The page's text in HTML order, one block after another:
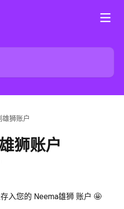
狮账户
狮账户
入您的 Neema雄狮 账户 🤩